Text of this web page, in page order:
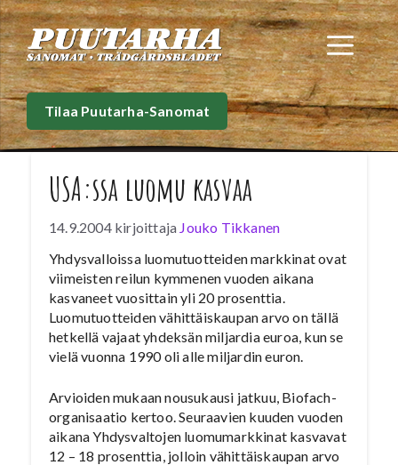
Siirry
sisältöön
Tilaa Puutarha-Sanomat
USA:ssa luomu kasvaa
14.9.2004 kirjoittaja Jouko Tikkanen
Yhdysvalloissa luomutuotteiden markkinat ovat
viimeisten reilun kymmenen vuoden aikana
kasvaneet vuosittain yli 20 prosenttia.
Luomutuotteiden vähittäiskaupan arvo on tällä
hetkellä vajaat yhdeksän miljardia euroa, kun se
vielä vuonna 1990 oli alle miljardin euron.
Arvioiden mukaan nousukausi jatkuu, Biofach-
organisaatio kertoo. Seuraavien kuuden vuoden
aikana Yhdysvaltojen luomumarkkinat kasvavat
12 – 18 prosenttia, jolloin vähittäiskaupan arvo